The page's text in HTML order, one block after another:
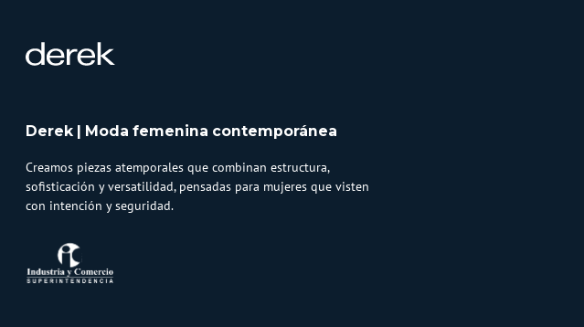
Derek | Moda femenina contemporánea
Creamos piezas atemporales que combinan estructura,
sofisticación y versatilidad, pensadas para mujeres que visten
con intención y seguridad.